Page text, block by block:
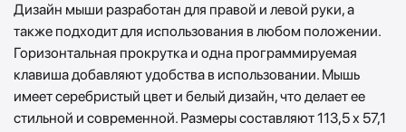
Дизайн мыши разработан для правой и левой руки, а
также подходит для использования в любом положении.
Горизонтальная прокрутка и одна программируемая
клавиша добавляют удобства в использовании. Мышь
имеет серебристый цвет и белый дизайн, что делает ее
стильной и современной. Размеры составляют 113,5 х 57,1